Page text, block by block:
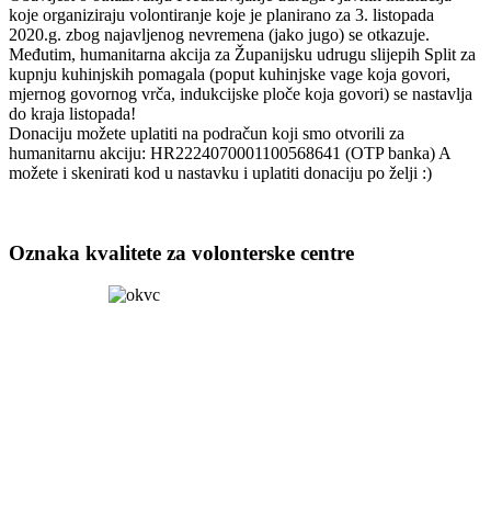
koje organiziraju volontiranje koje je planirano za 3. listopada
2020.g. zbog najavljenog nevremena (jako jugo) se otkazuje.
Međutim, humanitarna akcija za Županijsku udrugu slijepih Split za
kupnju kuhinjskih pomagala (poput kuhinjske vage koja govori,
mjernog govornog vrča, indukcijske ploče koja govori) se nastavlja
do kraja listopada!
Donaciju možete uplatiti na podračun koji smo otvorili za
humanitarnu akciju: HR2224070001100568641 (OTP banka) A
možete i skenirati kod u nastavku i uplatiti donaciju po želji :)
Oznaka kvalitete za volonterske centre